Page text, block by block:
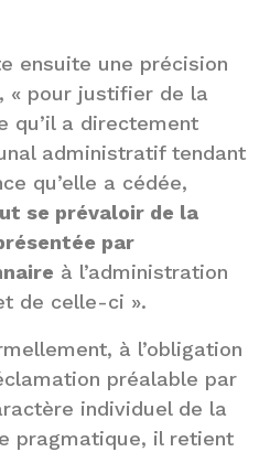
ensuite une précision
« pour justifier de la
qu’il a directement
administratif tendant
qu’elle a cédée,
se prévaloir de la
par
à l’administration
de celle-ci ».
à l’obligation
préalable par
individuel de la
pragmatique, il retient